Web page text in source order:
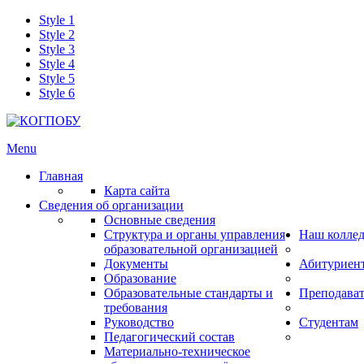
Style 1
Style 2
Style 3
Style 4
Style 5
Style 6
Menu
Главная
Карта сайта
Сведения об организации
Основные сведения
Структура и органы управления
образовательной организацией
Документы
Образование
Образовательные стандарты и
требования
Руководство
Педагогический состав
Материально-техническое
Наш
Студентам